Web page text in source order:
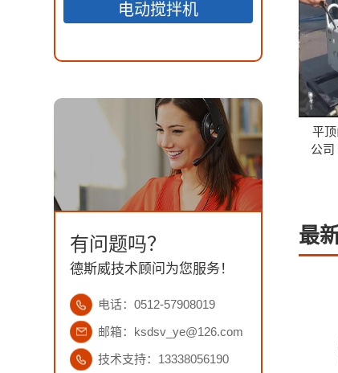
电动搅拌机
有问题吗？
德斯威技术顾问为您服务！
电话：0512-57908019
邮箱：ksdsv_ye@126.com
技术支持：13338056190
平
公司
最